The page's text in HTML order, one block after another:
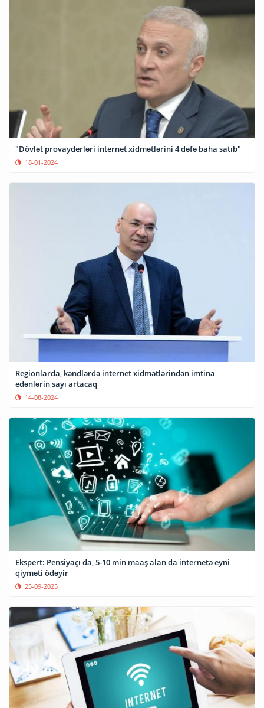
"Dövlət provayderləri internet xidmətlərini 4 dəfə baha satıb"
18-01-2024
Regionlarda, kəndlərdə internet xidmətlərindən imtina
edənlərin sayı artacaq
14-08-2024
Ekspert: Pensiyaçı da, 5-10 min maaş alan da internetə eyni
qiyməti ödəyir
25-09-2025